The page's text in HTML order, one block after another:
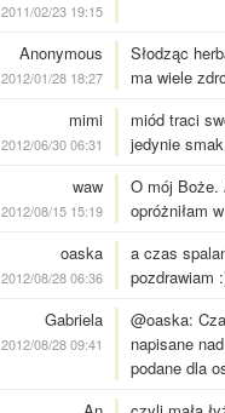
2011/02/23 19:15
Anonymous
2012/01/28 18:27
Słodząc
ma wiele
mimi
2012/06/30 06:31
miód traci
jedynie
waw
2012/08/15 15:19
O mój Boże.
opróżniłam
oaska
2012/08/28 06:36
a czas
pozdrawiam
Gabriela
2012/08/28 09:41
@oaska:
napisane
podane dla